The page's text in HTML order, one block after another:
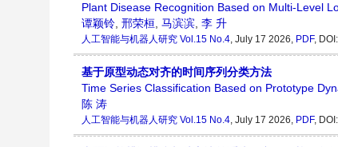
Plant Disease Recognition Based on Multi-Level
谭颖铃, 邢荣桓, 马滨滨, 李 升
人工智能与机器人研究 Vol.15 No.4, July 17 2026, PDF, DOI:
基于原型动态对齐的时间序列分类方法
Time Series Classification Based on Prototype
陈 涛
人工智能与机器人研究 Vol.15 No.4, July 17 2026, PDF, DOI: